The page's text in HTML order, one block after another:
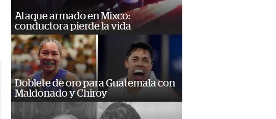
Ataque armado en Mixco:
conductora pierde la vida
Doblete de oro para Guatemala con
Maldonado y Chiroy